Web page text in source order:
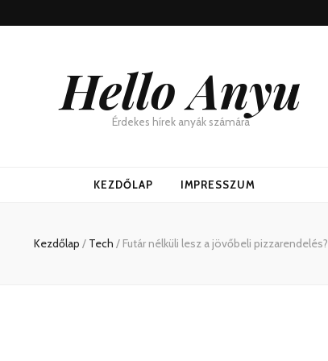
Hello Anyu
Érdekes hírek anyák számára
KEZDŐLAP IMPRESSZUM
Kezdőlap / Tech / Futár nélküli lesz a jövőbeli pizzarendelés?